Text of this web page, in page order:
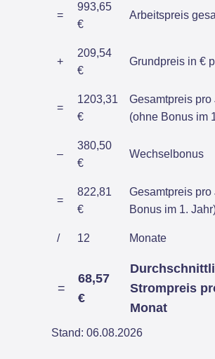
=
993,65
€
Arbeitspreis
+
209,54
€
Grundpreis in €
=
1203,31
€
Gesamtpreis pro
(ohne Bonus im
–
380,50
€
Wechselbonus
=
822,81
€
Gesamtpreis pro
Bonus im 1.
/ 12 Monate
=
68,57
€
Strompreis
Monat
Stand: 06.08.2026